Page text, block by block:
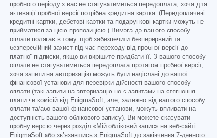
пробного періоду з вас не стягуватиметься передоплата, хоча для
активації пробної версії потрібна кредитна картка. (Передоплачені
кредитні картки, дебетові картки та подарункові картки можуть не
прийматися за цією пропозицією.) Вимога до вашого способу
оплати полягає в тому, щоб забезпечити безперервний та
безперебійний захист під час переходу від пробної версії до
платної підписки, якщо ви вирішите придбати її. З вашого способу
оплати не стягуватиметься передоплата протягом пробної версії,
хоча запити на авторизацію можуть бути надіслані до вашої
фінансової установи для перевірки дійсності вашого способу
оплати (такі запити на авторизацію не є запитами на стягнення
плати чи комісій від EnigmaSoft, але, залежно від вашого способу
оплати та/або вашої фінансової установи, можуть впливати на
доступність вашого облікового запису). Ви можете скасувати
пробну версію через розділ «Мій обліковий запис» на веб-сайті
EnigmaSoft або зв’язавшись з EnigmaSoft до закінчення 7-денного